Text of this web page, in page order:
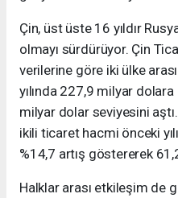
Çin, üst üste 16 yıldır
olmayı sürdürüyor. Çin
verilerine göre iki ülke
yılında 227,9 milyar
milyar dolar seviyesini
ikili ticaret hacmi önceki
%14,7 artış göstererek
Halklar arası etkileşim de